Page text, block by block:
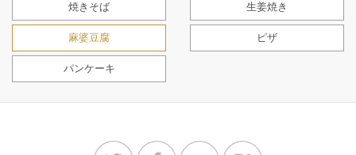
焼きそば 生姜焼き
麻婆豆腐 ピザ
パンケーキ